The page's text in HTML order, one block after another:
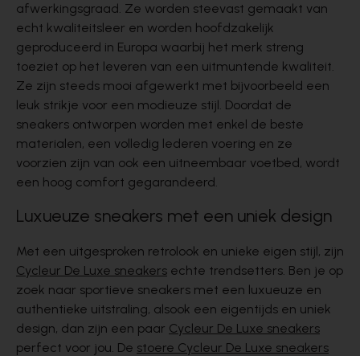
afwerkingsgraad. Ze worden steevast gemaakt van
echt kwaliteitsleer en worden hoofdzakelijk
geproduceerd in Europa waarbij het merk streng
toeziet op het leveren van een uitmuntende kwaliteit.
Ze zijn steeds mooi afgewerkt met bijvoorbeeld een
leuk strikje voor een modieuze stijl. Doordat de
sneakers ontworpen worden met enkel de beste
materialen, een volledig lederen voering en ze
voorzien zijn van ook een uitneembaar voetbed, wordt
een hoog comfort gegarandeerd.
Luxueuze sneakers met een uniek design
Met een uitgesproken retrolook en unieke eigen stijl, zijn
Cycleur De Luxe sneakers echte trendsetters. Ben je op
zoek naar sportieve sneakers met een luxueuze en
authentieke uitstraling, alsook een eigentijds en uniek
design, dan zijn een paar Cycleur De Luxe sneakers
perfect voor jou. De stoere Cycleur De Luxe sneakers